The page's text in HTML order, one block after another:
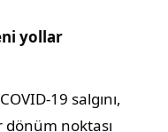
yollar
19 salgını,
noktası